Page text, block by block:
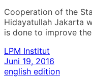
Cooperation of the
Hidayatullah Jakarta
is done to improve
LPM Institut
Juni 19, 2016
english edition